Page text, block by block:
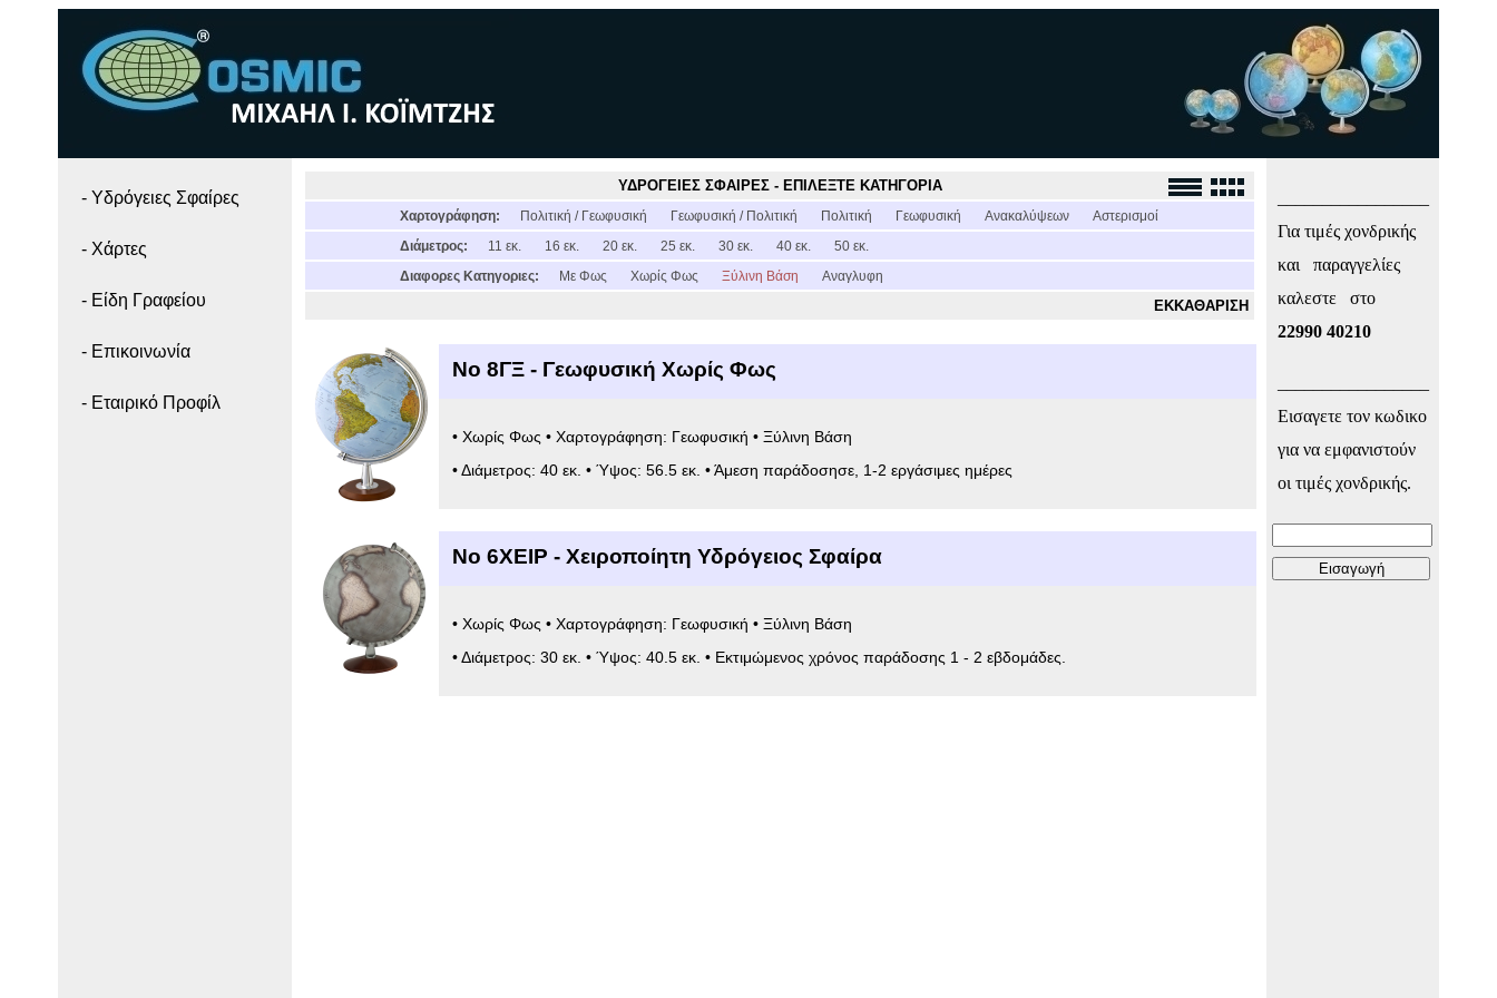
- Yδρόγειες Σφαίρες
- Χάρτες
- Είδη Γραφείου
- Επικοινωνία
- Εταιρικό Προφίλ
ΥΔΡΟΓΕΙΕΣ ΣΦΑΙΡΕΣ - ΕΠΙΛΕΞΤΕ ΚΑΤΗΓΟΡΙΑ
Χαρτογράφηση: Πολιτική / Γεωφυσική Γεωφυσική / Πολιτική Πολιτική Γεωφυσική Ανακαλύψεων
Αστερισμοί
Διάμετρος:
11 εκ. 16 εκ. 20 εκ. 25 εκ. 30 εκ. 40 εκ.
50 εκ.
Διαφορες Κατηγοριες:
Με Φως Χωρίς Φως Ξύλινη Βάση Αναγλυφη
ΕΚΚΑΘΑΡΙΣΗ
Νο 8ΓΞ - Γεωφυσική Χωρίς Φως
• Χωρίς Φως • Χαρτογράφηση: Γεωφυσική • Ξύλινη Βάση
• Διάμετρος: 40 εκ. • Ύψος: 56.5 εκ. • Άμεση παράδοσησε, 1-2 εργάσιμες ημέρες
Νο 6ΧΕΙΡ - Χειροποίητη Υδρόγειος Σφαίρα
• Χωρίς Φως • Χαρτογράφηση: Γεωφυσική • Ξύλινη Βάση
• Διάμετρος: 30 εκ. • Ύψος: 40.5 εκ. • Εκτιμώμενος χρόνος παράδοσης 1 - 2 εβδομάδες.
Για τιμές χονδρικής
και παραγγελίες
καλεστε στο
22990 40210
Εισαγετε τον κωδικο
για να εμφανιστούν
οι τιμές χονδρικής.